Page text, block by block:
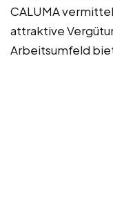
CALUMA
attraktive
Arbeitsumfeld